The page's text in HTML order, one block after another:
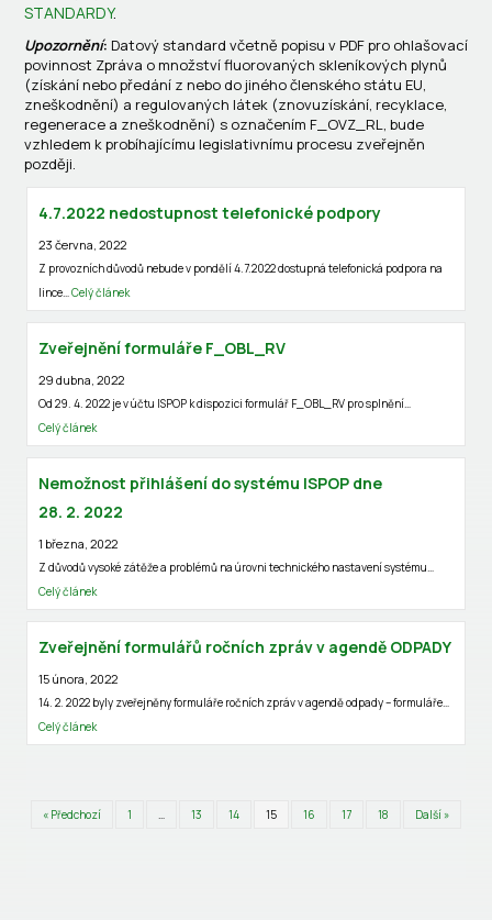
STANDARDY.
Upozornění: Datový standard včetně popisu v PDF pro ohlašovací
povinnost Zpráva o množství fluorovaných skleníkových plynů
(získání nebo předání z nebo do jiného členského státu EU,
zneškodnění) a regulovaných látek (znovuzískání, recyklace,
regenerace a zneškodnění) s označením F_OVZ_RL, bude
vzhledem k probíhajícímu legislativnímu procesu zveřejněn
později.
4.7.2022 nedostupnost telefonické podpory
23 června, 2022
Z provozních důvodů nebude v pondělí 4.7.2022 dostupná telefonická podpora na
lince…Celý článek
Zveřejnění formuláře F_OBL_RV
29 dubna, 2022
Od 29. 4. 2022 je v účtu ISPOP k dispozici formulář F_OBL_RV pro splnění…
Celý článek
Nemožnost přihlášení do systému ISPOP dne
28. 2. 2022
1 března, 2022
Z důvodů vysoké zátěže a problémů na úrovni technického nastavení systému…
Celý článek
Zveřejnění formulářů ročních zpráv v agendě ODPADY
15 února, 2022
14. 2. 2022 byly zveřejněny formuláře ročních zpráv v agendě odpady – formuláře…
Celý článek
« Předchozí 1 … 13 14 15 16 17 18 Další »